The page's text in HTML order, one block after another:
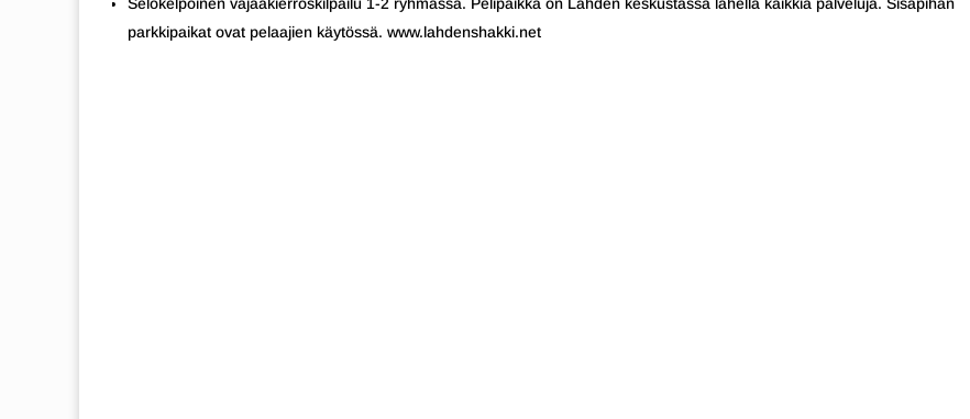
parkkipaikat ovat pelaajien käytössä. www.lahdenshakki.net